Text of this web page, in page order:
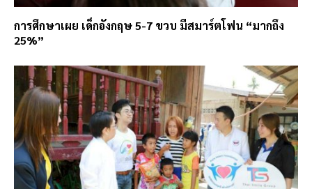
การศึกษาเผย เด็กอังกฤษ 5-7 ขวบ มีสมาร์ตโฟน “มากถึง
25%”